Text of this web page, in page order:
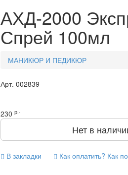
АХД-2000
Спрей 100мл
МАНИКЮР И ПЕДИКЮР
Арт.002839
230р.-
Нет в
В закладки Как оплатить? Как